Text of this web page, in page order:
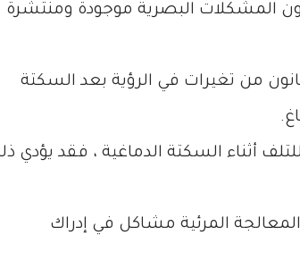
المشكلات البصرية موجودة ومنتشرة
ما يصل إلى 60 في المائة من الأشخاص يعانون من تغيرات في الرؤية بعد السكتة
أثناء السكتة الدماغية ، فقد يؤدي
المرئية مشاكل في إدراك